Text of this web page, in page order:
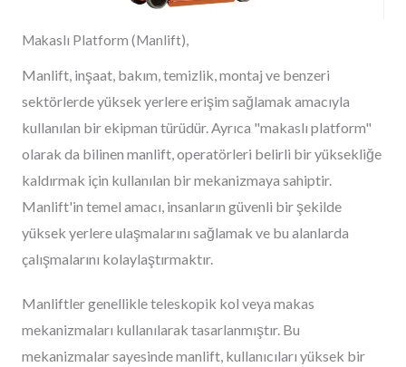
Makaslı Platform (Manlift),
Manlift, inşaat, bakım, temizlik, montaj ve benzeri
sektörlerde yüksek yerlere erişim sağlamak amacıyla
kullanılan bir ekipman türüdür. Ayrıca "makaslı platform"
olarak da bilinen manlift, operatörleri belirli bir yüksekliğe
kaldırmak için kullanılan bir mekanizmaya sahiptir.
Manlift'in temel amacı, insanların güvenli bir şekilde
yüksek yerlere ulaşmalarını sağlamak ve bu alanlarda
çalışmalarını kolaylaştırmaktır.
Manliftler genellikle teleskopik kol veya makas
mekanizmaları kullanılarak tasarlanmıştır. Bu
mekanizmalar sayesinde manlift, kullanıcıları yüksek bir